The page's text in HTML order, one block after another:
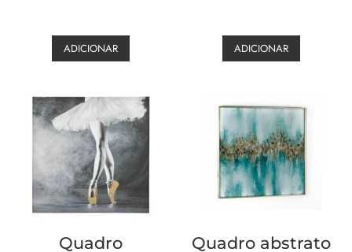
ADICIONAR ADICIONAR
Quadro Quadro abstrato